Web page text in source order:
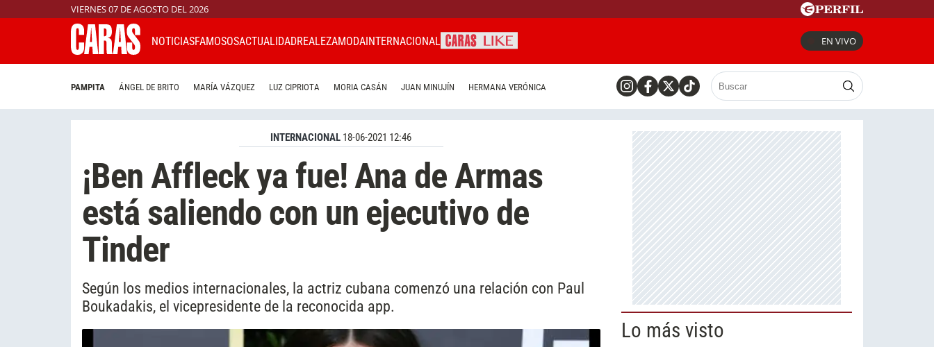
VIERNES 07 DE AGOSTO DEL 2026
NOTICIASFAMOSOSACTUALIDADREALEZAMODAINTERNACIONAL EN VIVO
PAMPITA ÁNGEL DE BRITO MARÍA VÁZQUEZ LUZ CIPRIOTA MORIA CASÁN JUAN MINUJÍN HERMANA VERÓNICA
INTERNACIONAL 18-06-2021 12:46
¡Ben Affleck ya fue! Ana de Armas
está saliendo con un ejecutivo de
Tinder
Según los medios internacionales, la actriz cubana comenzó una relación con Paul
Boukadakis, el vicepresidente de la reconocida app.
Lo más visto